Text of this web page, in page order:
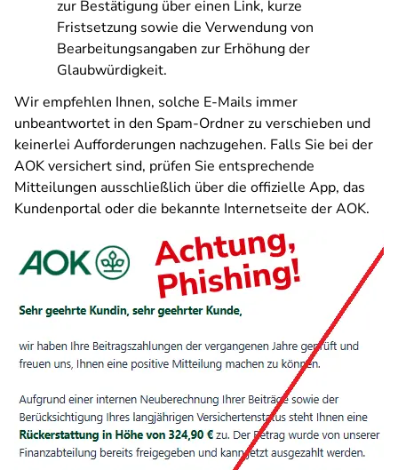
zur Bestätigung über einen Link, kurze
Fristsetzung sowie die Verwendung von
Bearbeitungsangaben zur Erhöhung der
Glaubwürdigkeit.
Wir empfehlen Ihnen, solche E-Mails immer
unbeantwortet in den Spam-Ordner zu verschieben und
keinerlei Aufforderungen nachzugehen. Falls Sie bei der
AOK versichert sind, prüfen Sie entsprechende
Mitteilungen ausschließlich über die offizielle App, das
Kundenportal oder die bekannte Internetseite der AOK.